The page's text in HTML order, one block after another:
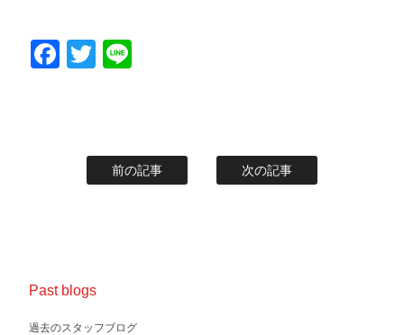
Facebook
Twitter
前の記事 次の記事
Past blogs
過去のスタッフブログ